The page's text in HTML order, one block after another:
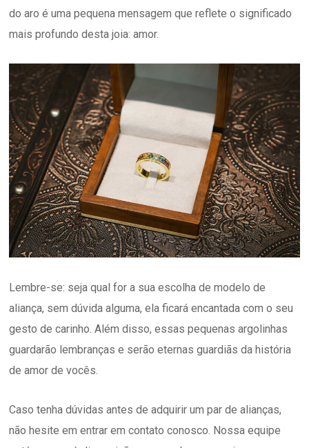
do aro é uma pequena mensagem que reflete o significado
mais profundo desta joia: amor.
Lembre-se: seja qual for a sua escolha de modelo de
aliança, sem dúvida alguma, ela ficará encantada com o seu
gesto de carinho. Além disso, essas pequenas argolinhas
guardarão lembranças e serão eternas guardiãs da história
de amor de vocês.
Caso tenha dúvidas antes de adquirir um par de alianças,
não hesite em entrar em contato conosco. Nossa equipe